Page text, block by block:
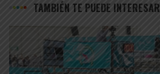
TAMBIÉN TE PUEDE INTERESAR